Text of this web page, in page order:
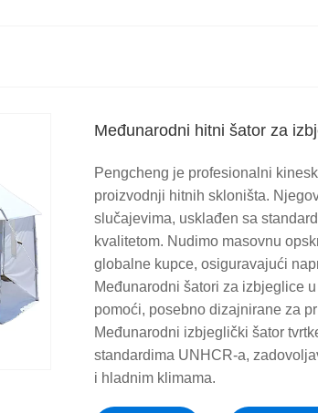
Međunarodni hitni šator za
Pengcheng je profesionalni
proizvodnji hitnih skloništa.
slučajevima, usklađen sa
kvalitetom. Nudimo masovnu
globalne kupce, osiguravajući
Međunarodni šatori za izbjeglice
pomoći, posebno dizajnirane za
Međunarodni izbjeglički šator
standardima UNHCR-a,
i hladnim klimama.